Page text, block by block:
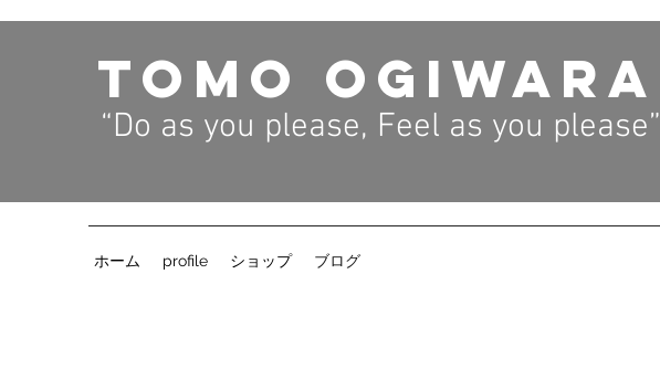
TOMO OGIWARA
“Do as you please, Feel as you please”
ホーム profile ショップ ブログ